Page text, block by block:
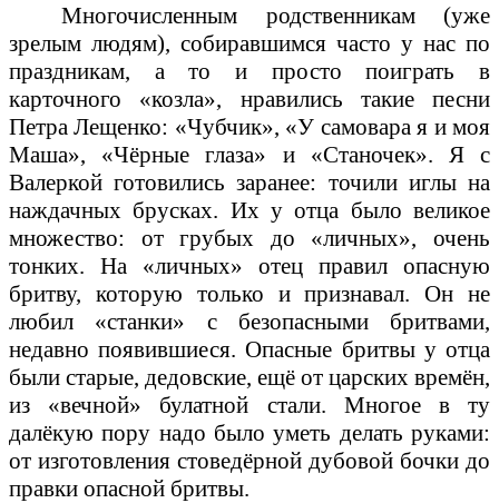
Многочисленным родственникам (уже
зрелым людям), собиравшимся часто у нас по
праздникам, а то и просто поиграть в
карточного «козла», нравились такие песни
Петра Лещенко: «Чубчик», «У самовара я и моя
Маша», «Чёрные глаза» и «Станочек». Я с
Валеркой готовились заранее: точили иглы на
наждачных брусках. Их у отца было великое
множество: от грубых до «личных», очень
тонких. На «личных» отец правил опасную
бритву, которую только и признавал. Он не
любил «станки» с безопасными бритвами,
недавно появившиеся. Опасные бритвы у отца
были старые, дедовские, ещё от царских времён,
из «вечной» булатной стали. Многое в ту
далёкую пору надо было уметь делать руками:
от изготовления стоведёрной дубовой бочки до
правки опасной бритвы.